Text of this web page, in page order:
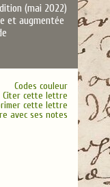
(mai 2022)
et augmentée